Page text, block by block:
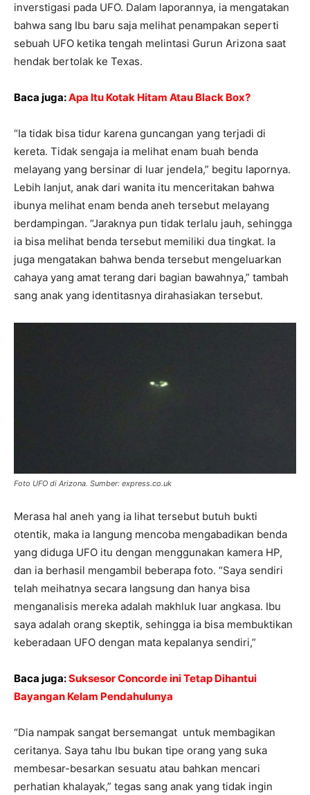
inverstigasi pada UFO. Dalam laporannya, ia mengatakan
bahwa sang Ibu baru saja melihat penampakan seperti
sebuah UFO ketika tengah melintasi Gurun Arizona saat
hendak bertolak ke Texas.
Baca juga:Apa Itu Kotak Hitam Atau Black Box?
“Ia tidak bisa tidur karena guncangan yang terjadi di
kereta. Tidak sengaja ia melihat enam buah benda
melayang yang bersinar di luar jendela,” begitu lapornya.
Lebih lanjut, anak dari wanita itu menceritakan bahwa
ibunya melihat enam benda aneh tersebut melayang
berdampingan. “Jaraknya pun tidak terlalu jauh, sehingga
ia bisa melihat benda tersebut memiliki dua tingkat. Ia
juga mengatakan bahwa benda tersebut mengeluarkan
cahaya yang amat terang dari bagian bawahnya,” tambah
sang anak yang identitasnya dirahasiakan tersebut.
Foto UFO di Arizona. Sumber: express.co.uk
Merasa hal aneh yang ia lihat tersebut butuh bukti
otentik, maka ia langung mencoba mengabadikan benda
yang diduga UFO itu dengan menggunakan kamera HP,
dan ia berhasil mengambil beberapa foto. “Saya sendiri
telah meihatnya secara langsung dan hanya bisa
menganalisis mereka adalah makhluk luar angkasa. Ibu
saya adalah orang skeptik, sehingga ia bisa membuktikan
keberadaan UFO dengan mata kepalanya sendiri,”
Baca juga:Suksesor Concorde ini Tetap Dihantui
Bayangan Kelam Pendahulunya
“Dia nampak sangat bersemangat untuk membagikan
ceritanya. Saya tahu Ibu bukan tipe orang yang suka
membesar-besarkan sesuatu atau bahkan mencari
perhatian khalayak,” tegas sang anak yang tidak ingin